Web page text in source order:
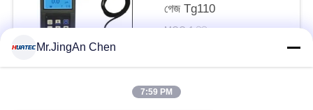
গেজ Tg110
MOQ:1 পিসি
Mr.JingAn Chen
7:59 PM